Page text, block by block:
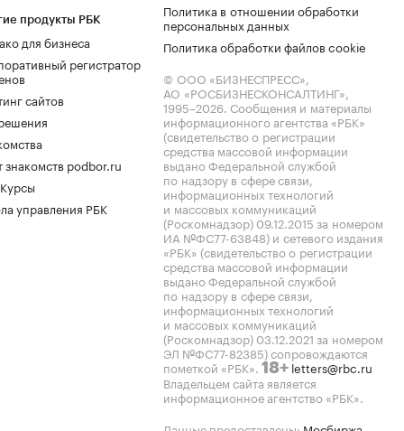
продукты РБК
для бизнеса
регистратор
сайтов
знакомств podbor.ru
управления РБК
Политика в отношении обработки
персональных данных
Политика обработки файлов cookie
© ООО «БИЗНЕСПРЕСС»,
АО «РОСБИЗНЕСКОНСАЛТИНГ»,
1995–2026. Сообщения и материалы
информационного агентства «РБК»
(свидетельство о регистрации
средства массовой информации
выдано Федеральной службой
по надзору в сфере связи,
информационных технологий
и массовых коммуникаций
(Роскомнадзор) 09.12.2015 за номером
ИА №ФС77-63848) и сетевого издания
«РБК» (свидетельство о регистрации
средства массовой информации
выдано Федеральной службой
по надзору в сфере связи,
информационных технологий
и массовых коммуникаций
(Роскомнадзор) 03.12.2021 за номером
ЭЛ №ФС77-82385) сопровождаются
пометкой «РБК». 18+ letters@rbc.ru
Владельцем сайта является
информационное агентство «РБК».